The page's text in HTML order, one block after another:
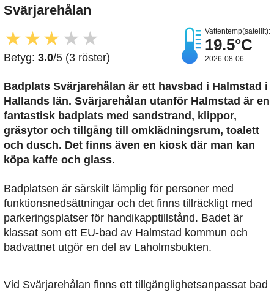
Svärjarehålan
★ ★★ ★ ★
Betyg: 3.0/5 (3 röster)
Vattentemp(satellit):
19.5°C
2026-08-06
Badplats Svärjarehålan är ett havsbad i Halmstad i
Hallands län. Svärjarehålan utanför Halmstad är en
fantastisk badplats med sandstrand, klippor,
gräsytor och tillgång till omklädningsrum, toalett
och dusch. Det finns även en kiosk där man kan
köpa kaffe och glass.
Badplatsen är särskilt lämplig för personer med
funktionsnedsättningar och det finns tillräckligt med
parkeringsplatser för handikapptillstånd. Badet är
klassat som ett EU-bad av Halmstad kommun och
badvattnet utgör en del av Laholmsbukten.
Vid Svärjarehålan finns ett tillgänglighetsanpassat bad